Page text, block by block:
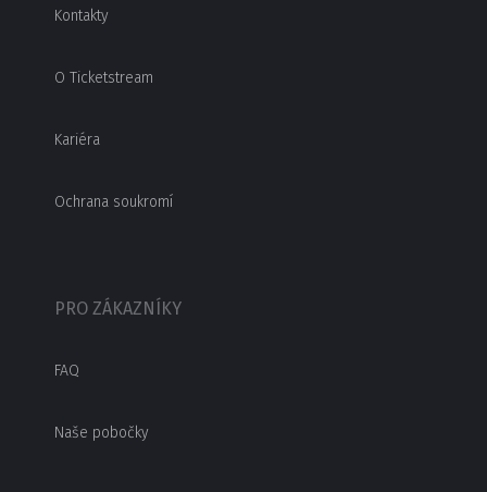
Kontakty
O Ticketstream
Kariéra
Ochrana soukromí
PRO ZÁKAZNÍKY
FAQ
Naše pobočky